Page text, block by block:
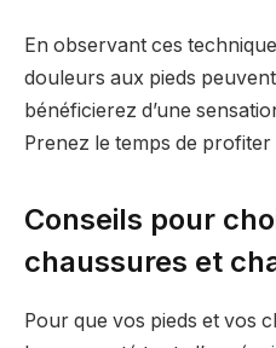
En observant ces
douleurs aux pieds
bénéficierez d’une
Prenez le temps de
Conseils pour
chaussures et
Pour que vos pieds et vos